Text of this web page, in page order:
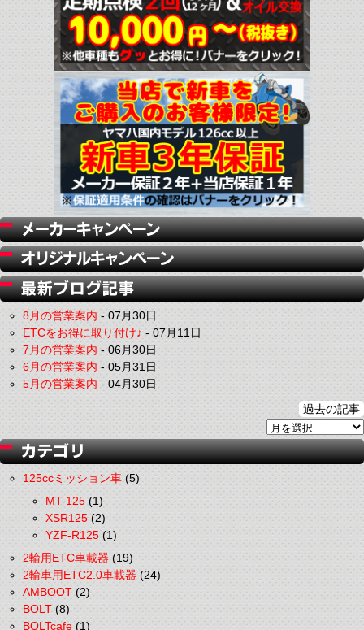
8月の営業案内-07月30日
ETCをお得に取り付け♪-07月11日
7月の営業案内-06月30日
6月の営業案内-05月31日
5月の営業案内-04月30日
過去の記事
125ccミッション車(5)
MT-125(1)
XSR125(2)
YZF-R125(1)
2輪用ETC車載器(19)
2輪車用ETC2.0車載器(24)
AMBOOT(2)
BOLT(8)
BOLTcafe(1)